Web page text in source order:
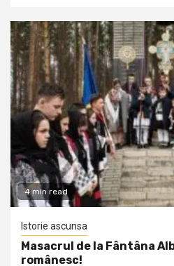
4 min read
Istorie ascunsa
Masacrul de la Fântâna
românesc!